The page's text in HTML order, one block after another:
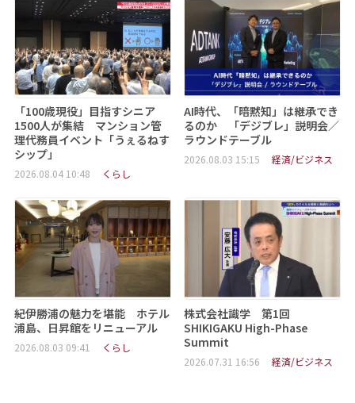
「100歳現役」目指すシニア
1500人が集結 マンション管
理代務員イベント「うぇるねす
シップ」
2026.08.04 10:48 くらし
AI時代、「暗黙知」は継承でき
るのか 「デジブレ」説明会／
ラウンドテーブル
2026.08.03 15:15 経済/ビジネス
紀伊勝浦の魅力を堪能 ホテル
浦島、日昇館をリニューアル
2026.08.03 09:41 くらし
株式会社識学 第1回
SHIKIGAKU High-Phase
Summit
2026.07.31 16:56 経済/ビジネス